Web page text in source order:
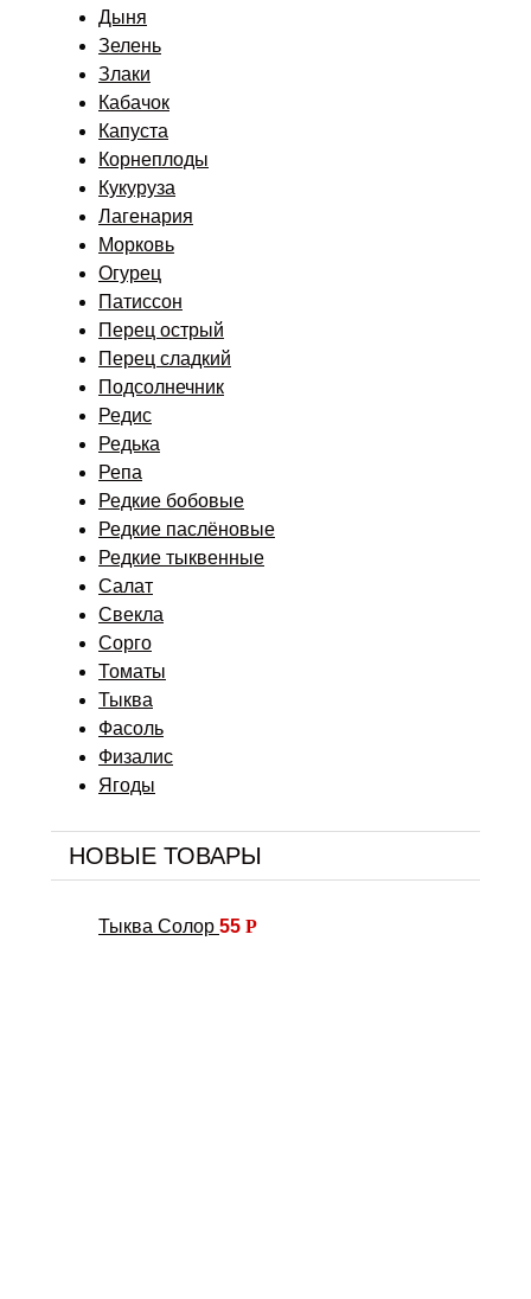
Дыня
Зелень
Злаки
Кабачок
Капуста
Корнеплоды
Кукуруза
Лагенария
Морковь
Огурец
Патиссон
Перец острый
Перец сладкий
Подсолнечник
Редис
Редька
Репа
Редкие бобовые
Редкие паслёновые
Редкие тыквенные
Салат
Свекла
Сорго
Томаты
Тыква
Фасоль
Физалис
Ягоды
НОВЫЕ ТОВАРЫ
Тыква Солор 55 Р